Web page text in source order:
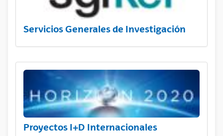
Servicios Generales de Investigación
Proyectos I+D Internacionales